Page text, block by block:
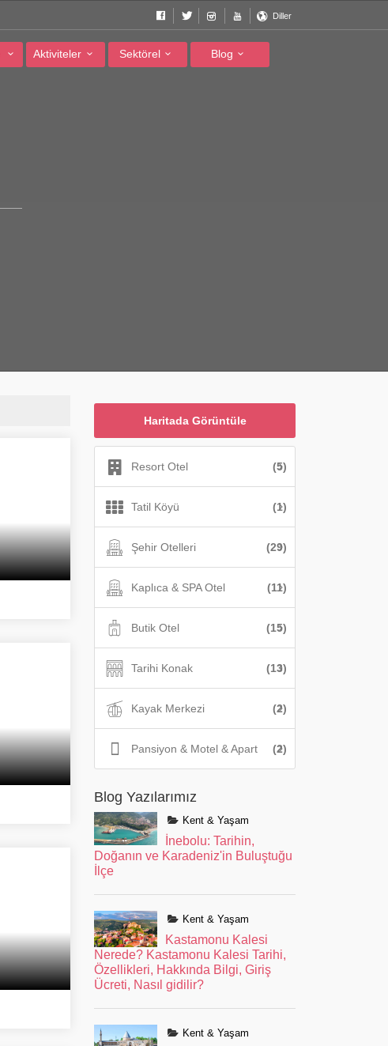
Diller
Aktiviteler Sektörel Blog
Haritada Görüntüle
Resort Otel (5)
Tatil Köyü (1)
Şehir Otelleri (29)
Kaplıca & SPA Otel (11)
Butik Otel (15)
Tarihi Konak (13)
Kayak Merkezi (2)
Pansiyon & Motel & Apart (2)
Blog Yazılarımız
Kent & Yaşam
İnebolu: Tarihin,
Doğanın ve Karadeniz'in Buluştuğu
İlçe
Kent & Yaşam
Kastamonu Kalesi
Nerede? Kastamonu Kalesi Tarihi,
Özellikleri, Hakkında Bilgi, Giriş
Ücreti, Nasıl gidilir?
Kent & Yaşam